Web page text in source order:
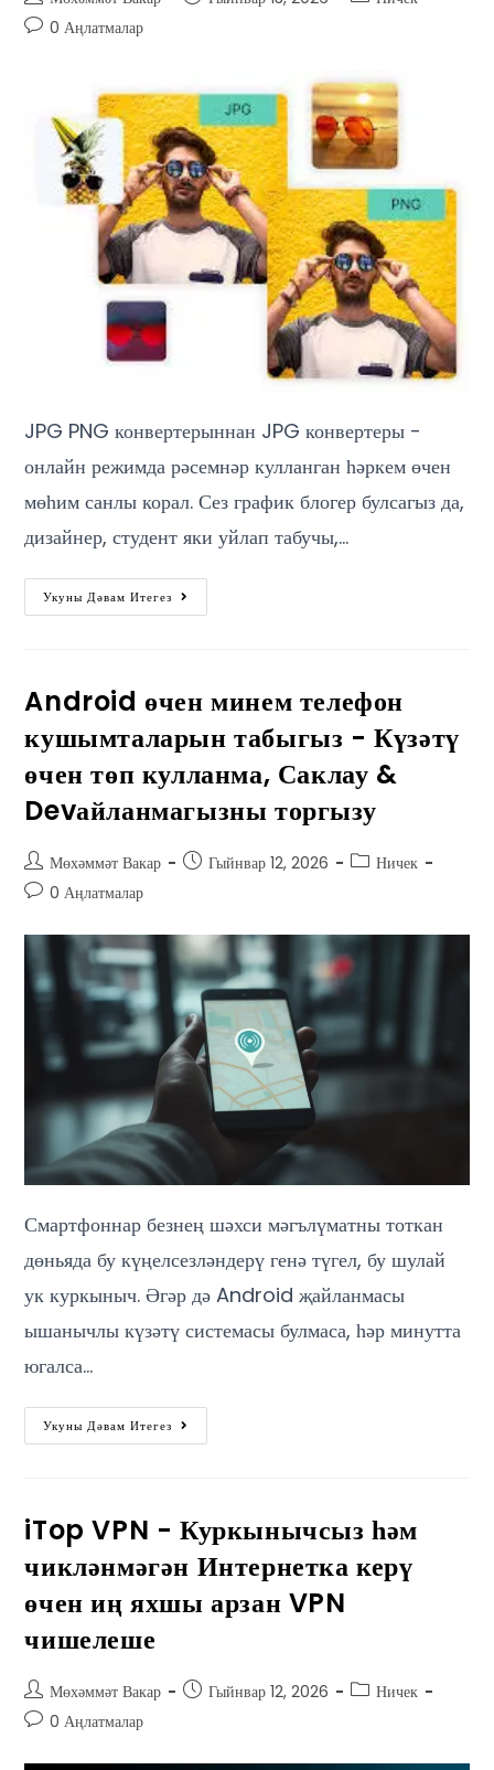
0 Аңлатмалар
JPG PNG конвертерыннан JPG конвертеры -
онлайн режимда рәсемнәр кулланган һәркем өчен
мөһим санлы корал. Сез график блогер булсагыз да,
дизайнер, студент яки уйлап табучы,…
Укуны Дәвам Итегез
Android өчен минем телефон
кушымталарын табыгыз - Күзәтү
өчен төп кулланма, Саклау &
Devайланмагызны торгызу
Мөхәммәт Вакар Гыйнвар 12, 2026
Ничек
0 Аңлатмалар
Смартфоннар безнең шәхси мәгълүматны тоткан
дөньяда бу күңелсезләндерү генә түгел, бу шулай
ук ​​куркыныч. Әгәр дә Android җайланмасы
ышанычлы күзәтү системасы булмаса, һәр минутта
югалса…
Укуны Дәвам Итегез
iTop VPN - Куркынычсыз һәм
чикләнмәгән Интернетка керү
өчен иң яхшы арзан VPN
чишелеше
Мөхәммәт Вакар Гыйнвар 12, 2026
Ничек
0 Аңлатмалар